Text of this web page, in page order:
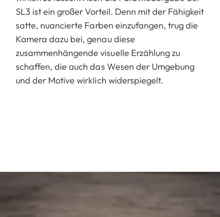
SL3 ist ein großer Vorteil. Denn mit der Fähigkeit
satte, nuancierte Farben einzufangen, trug die
Kamera dazu bei, genau diese
zusammenhängende visuelle Erzählung zu
schaffen, die auch das Wesen der Umgebung
und der Motive wirklich widerspiegelt.